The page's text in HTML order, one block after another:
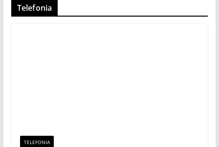
Telefonia
TELEFONIA